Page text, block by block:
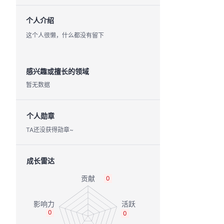
个人介绍
这个人很懒，什么都没有留下
感兴趣或擅长的领域
暂无数据
个人勋章
TA还没获得勋章~
成长雷达
0
0
0